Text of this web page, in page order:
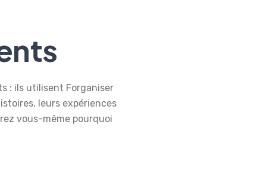
: ils utilisent Forganiser
leurs expériences
vous-même pourquoi